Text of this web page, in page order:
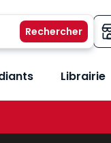
sous-menu Vos
Librairie